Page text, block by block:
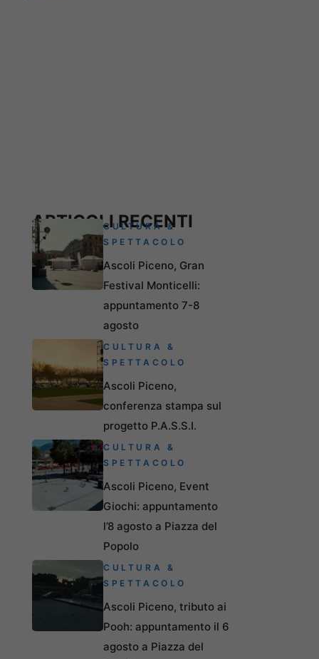
ARTICOLI RECENTI
CULTURA &
SPETTACOLO
Ascoli Piceno, Gran
Festival Monticelli:
appuntamento 7-8
agosto
CULTURA &
SPETTACOLO
Ascoli Piceno,
conferenza stampa sul
progetto P.A.S.S.I.
CULTURA &
SPETTACOLO
Ascoli Piceno, Event
Giochi: appuntamento
l’8 agosto a Piazza del
Popolo
CULTURA &
SPETTACOLO
Ascoli Piceno, tributo ai
Pooh: appuntamento il 6
agosto a Piazza del